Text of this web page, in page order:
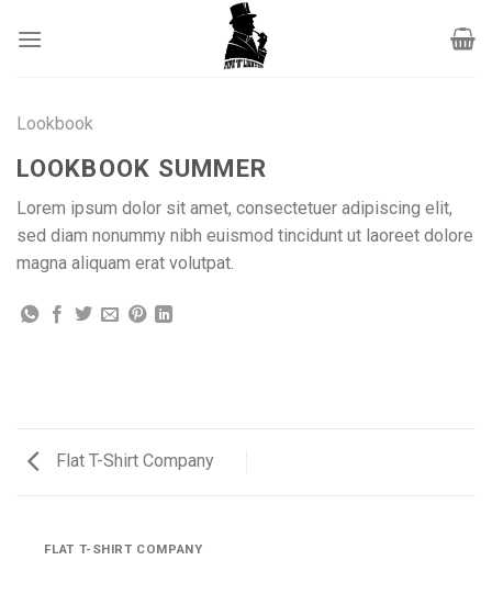
Lookbook
LOOKBOOK SUMMER
Lorem ipsum dolor sit amet, consectetuer adipiscing elit,
sed diam nonummy nibh euismod tincidunt ut laoreet dolore
magna aliquam erat volutpat.
Flat T-Shirt Company
FLAT T-SHIRT COMPANY